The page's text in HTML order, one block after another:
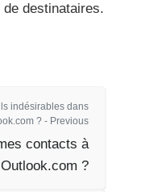
de destinataires.
indésirables dans
? - Previous
contacts à
?